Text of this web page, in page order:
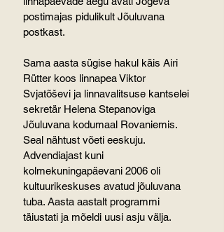
postimajas pidulikult Jõuluvana
postkast.
Sama aasta sügise hakul käis Airi
Rütter koos linnapea Viktor
Svjatõševi ja linnavalitsuse kantselei
sekretär Helena Stepanoviga
Jõuluvana kodumaal Rovaniemis.
Seal nähtust võeti eeskuju.
Advendiajast kuni
kolmekuningapäevani 2006 oli
kultuurikeskuses avatud jõuluvana
tuba. Aasta aastalt programmi
täiustati ja mõeldi uusi asju välja.